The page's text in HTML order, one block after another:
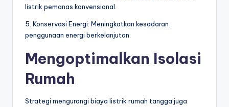
listrik pemanas konvensional.
5. Konservasi Energi: Meningkatkan kesadaran
penggunaan energi berkelanjutan.
Mengoptimalkan Isolasi
Rumah
Strategi mengurangi biaya listrik rumah tangga juga